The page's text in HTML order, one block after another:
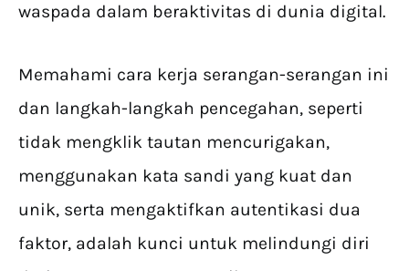
waspada dalam beraktivitas di dunia digital.
Memahami cara kerja serangan-serangan ini
dan langkah-langkah pencegahan, seperti
tidak mengklik tautan mencurigakan,
menggunakan kata sandi yang kuat dan
unik, serta mengaktifkan autentikasi dua
faktor, adalah kunci untuk melindungi diri